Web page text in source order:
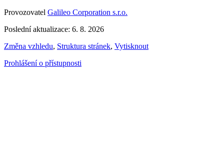
Provozovatel Galileo Corporation s.r.o.
Poslední aktualizace: 6. 8. 2026
Změna vzhledu, Struktura stránek, Vytisknout
Prohlášení o přístupnosti